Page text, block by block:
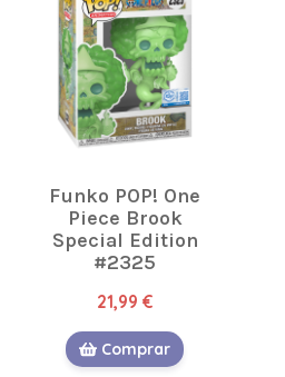
Funko POP! One
Piece Brook
Special Edition
#2325
21,99 €
Comprar